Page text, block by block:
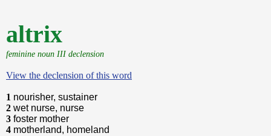
altrix
feminine noun III declension
View the declension of this word
1 nourisher, sustainer
2 wet nurse, nurse
3 foster mother
4 motherland, homeland